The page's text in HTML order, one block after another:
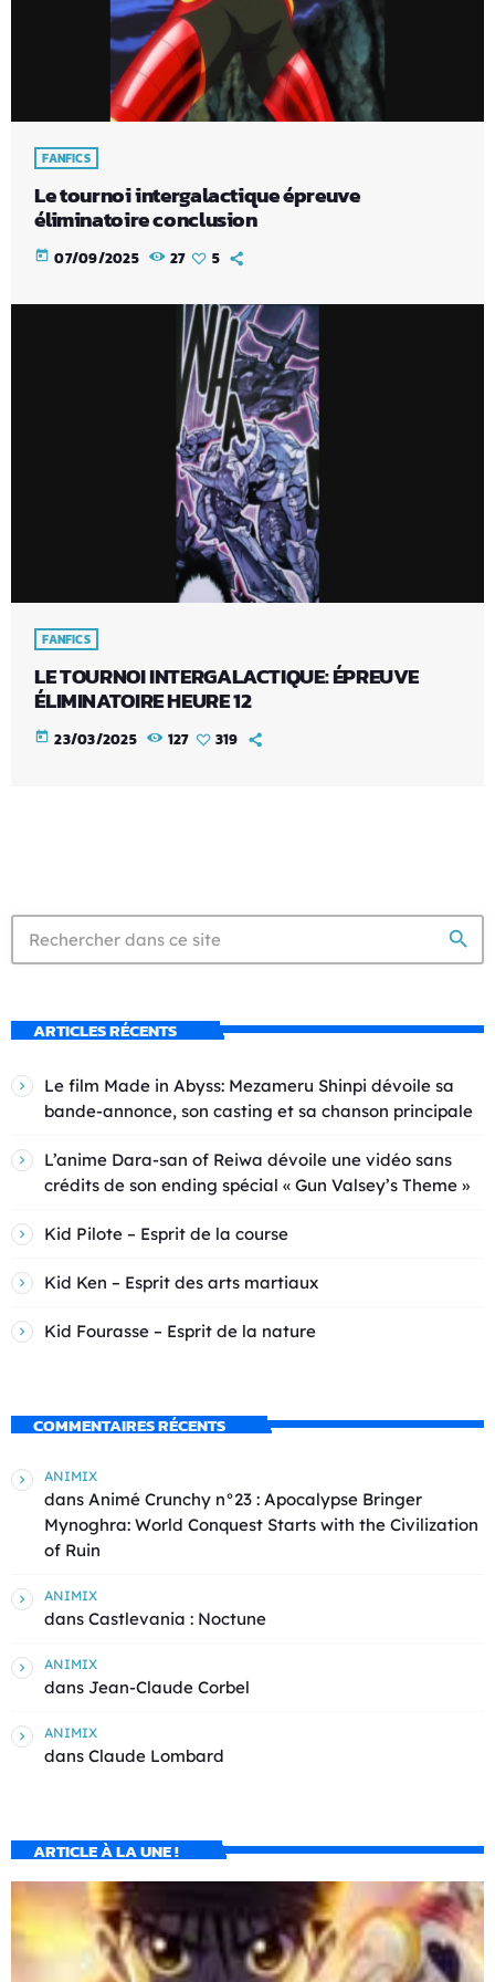
FANFICS
Le tournoi intergalactique épreuve
éliminatoire conclusion
today 07/09/2025 27 5
FANFICS
LE TOURNOI INTERGALACTIQUE: ÉPREUVE
ÉLIMINATOIRE HEURE 12
today 23/03/2025 127 319
search
ARTICLES RÉCENTS
Le film Made in Abyss: Mezameru Shinpi dévoile sa
bande-annonce, son casting et sa chanson principale
L’anime Dara-san of Reiwa dévoile une vidéo sans
crédits de son ending spécial « Gun Valsey’s Theme »
Kid Pilote – Esprit de la course
Kid Ken – Esprit des arts martiaux
Kid Fourasse – Esprit de la nature
COMMENTAIRES RÉCENTS
ANIMIX
dans Animé Crunchy n°23 : Apocalypse Bringer
Mynoghra: World Conquest Starts with the Civilization
of Ruin
ANIMIX
dans Castlevania : Noctune
ANIMIX
dans Jean-Claude Corbel
ANIMIX
dans Claude Lombard
ARTICLE À LA UNE !